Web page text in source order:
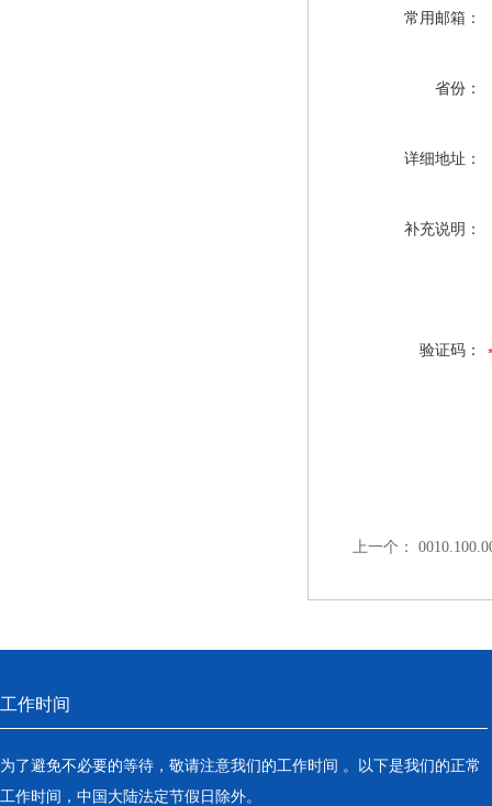
常用邮箱：
省份：
详细地址：
补充说明：
验证码：
上一个：
工作时间
为了避免不必要的等待，敬请注意我们的工作时间 。以下是我们的正常
工作时间，中国大陆法定节假日除外。